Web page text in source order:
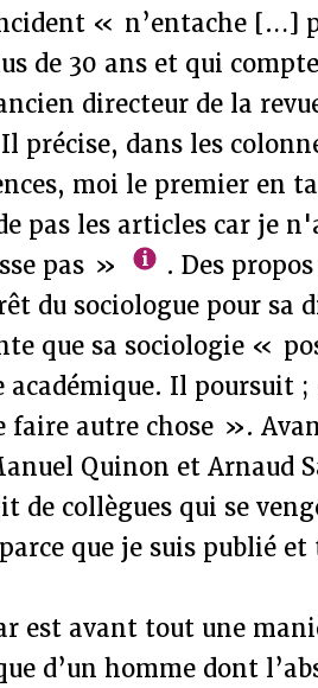
« n’entache […]
de 30 ans et qui
directeur de la
précise, dans les
moi le premier en
pas les articles car je
pas »
. Des
du sociologue pour sa
que sa sociologie «
académique. Il poursuit
faire autre chose ».
Quinon et Arnaud
de collègues qui se
que je suis publié
est avant tout une
d’un homme dont